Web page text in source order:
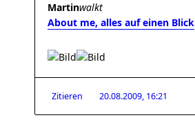
Martinwalkt
About me, alles auf einen Blick
Zitieren 20.08.2009, 16:21